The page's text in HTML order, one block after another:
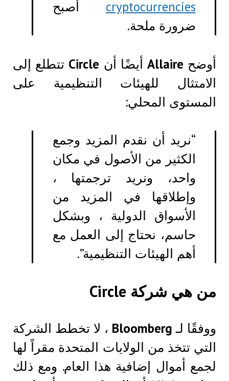
cryptocurrencies أصبح
ضرورة ملحة.
أوضح Allaire أيضًا أن Circle تتطلع إلى
الامتثال للهيئات التنظيمية على
المستوى المحلي:
“نريد أن نقدم المزيد وجمع
الكثير من الأصول في مكان
واحد، ونريد ترجمتها ،
وإطلاقها في المزيد من
الأسواق الدولية ، وبشكل
حاسم، نحتاج إلى العمل مع
أهم الهيئات التنظيمية”.
من هي شركة Circle
ووفقًا لـ Bloomberg ، لا تخطط الشركة
التي تتخذ من الولايات المتحدة مقراً لها
لجمع أموال إضافية هذا العام. ومع ذلك